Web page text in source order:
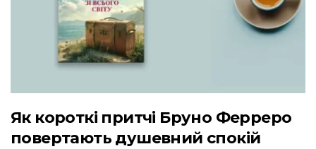
Як короткі притчі Бруно Ферреро
повертають душевний спокій